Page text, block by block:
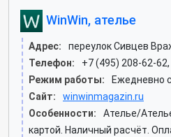
WinWin, ателье
Адрес:
переулок Сивцев
Телефон:
+7 (495) 208-62-
Режим работы:
Ежедневно
Сайт:
winwinmagazin.ru
Особенности:
Ателье/
картой. Наличный расчёт.